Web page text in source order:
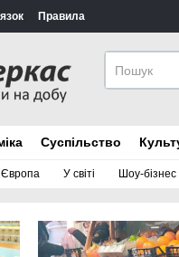
Правила
Європа У світі Шоу-бізнес
Суспільство